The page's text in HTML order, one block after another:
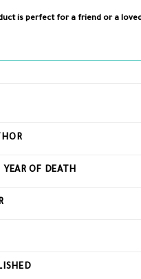
is perfect for a friend or a
OF DEATH